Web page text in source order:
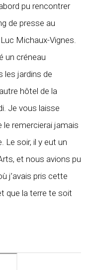
pu rencontrer
de presse au
Michaux-Vignes.
un créneau
les jardins de
hôtel de la
Je vous laisse
le remercierai jamais
Le soir, il y eut un
et nous avions pu
j’avais pris cette
que la terre te soit